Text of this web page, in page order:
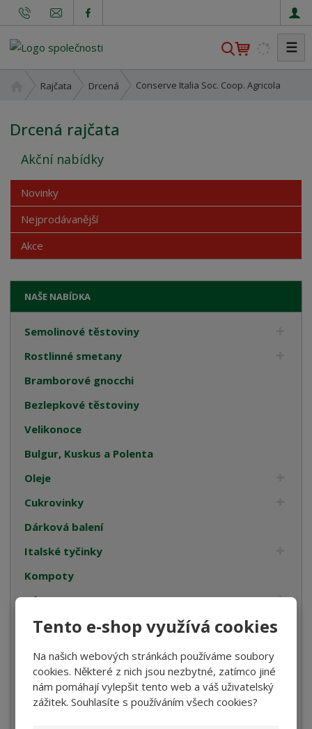
Tento e-shop využívá cookies
Na našich webových stránkách používáme soubory
cookies. Některé z nich jsou nezbytné, zatímco jiné
nám pomáhají vylepšit tento web a váš uživatelský
zážitek. Souhlasíte s používáním všech cookies?
V
h
☰
v
d
í
t
r
a
a
Rajčata Drcená Conserve Italia Soc. Coop. Agricola
Drcená rajčata
NAŠE NABÍDKA
Semolinové těstoviny
Rostlinné smetany
Bramborové gnocchi
Bezlepkové těstoviny
Velikonoce
Bulgur, Kuskus a Polenta
Oleje
Cukrovinky
Dárková balení
Italské tyčinky
Kompoty
Káva
Koření
Luštěniny
Mořská sůl
Mouka
Akční nabídky
Novinky
Nejprodávanější
Akce